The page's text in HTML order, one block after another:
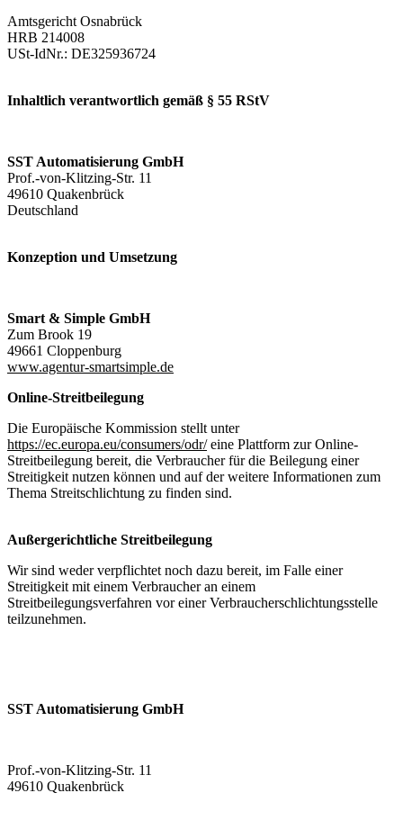
Amtsgericht Osnabrück
HRB 214008
USt-IdNr.: DE325936724
Inhaltlich verantwortlich gemäß § 55 RStV
SST Automatisierung GmbH
Prof.-von-Klitzing-Str. 11
49610 Quakenbrück
Deutschland
Konzeption und Umsetzung
Smart & Simple GmbH
Zum Brook 19
49661 Cloppenburg
www.agentur-smartsimple.de
Online-Streitbeilegung
Die Europäische Kommission stellt unter
https://ec.europa.eu/consumers/odr/eine Plattform zur Online-
Streitbeilegung bereit, die Verbraucher für die Beilegung einer
Streitigkeit nutzen können und auf der weitere Informationen zum
Thema Streitschlichtung zu finden sind.
Außergerichtliche Streitbeilegung
Wir sind weder verpflichtet noch dazu bereit, im Falle einer
Streitigkeit mit einem Verbraucher an einem
Streitbeilegungsverfahren vor einer Verbraucherschlichtungsstelle
teilzunehmen.
SST Automatisierung GmbH
Prof.-von-Klitzing-Str. 11
49610 Quakenbrück